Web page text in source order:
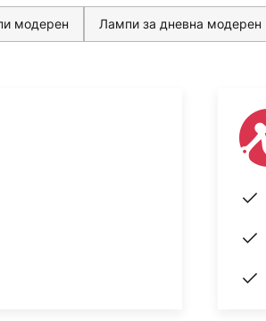
модерен Лампи за дневна модерен